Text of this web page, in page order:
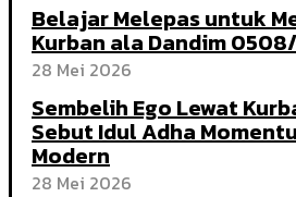
Belajar Melepas untuk
Kurban ala Dandim
28 Mei 2026
Sembelih Ego Lewat
Sebut Idul Adha
Modern
28 Mei 2026